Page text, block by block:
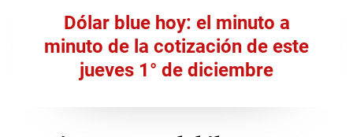
Dólar blue hoy: el minuto a
minuto de la cotización de este
jueves 1° de diciembre